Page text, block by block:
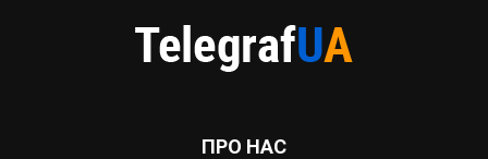
ПРО НАС